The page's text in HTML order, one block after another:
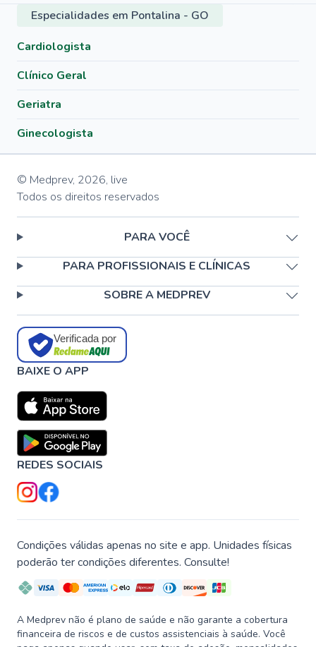
Especialidades em Pontalina - GO
Cardiologista
Clínico Geral
Geriatra
Ginecologista
© Medprev, 2026, live
Todos os direitos reservados
PARA VOCÊ
PARA PROFISSIONAIS E CLÍNICAS
SOBRE A MEDPREV
Verificada por
BAIXE O APP
REDES SOCIAIS
Condições válidas apenas no site e app. Unidades físicas
poderão ter condições diferentes. Consulte!
A Medprev não é plano de saúde e não garante a cobertura
financeira de riscos e de custos assistenciais à saúde. Você